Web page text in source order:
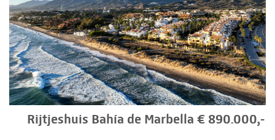
Rijtjeshuis Bahía de Marbella € 890.000,-